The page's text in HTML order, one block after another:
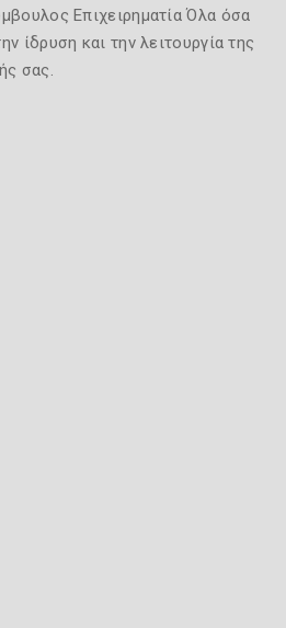
Επιχειρηματία Όλα όσα
ίδρυση και την λειτουργία της
σας.